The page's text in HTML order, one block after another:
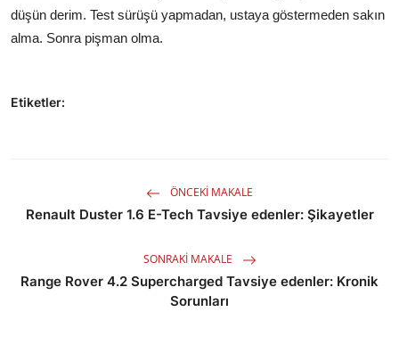
düşün derim. Test sürüşü yapmadan, ustaya göstermeden sakın
alma. Sonra pişman olma.
Etiketler:
ÖNCEKI MAKALE
Renault Duster 1.6 E-Tech Tavsiye edenler: Şikayetler
SONRAKI MAKALE
Range Rover 4.2 Supercharged Tavsiye edenler: Kronik
Sorunları